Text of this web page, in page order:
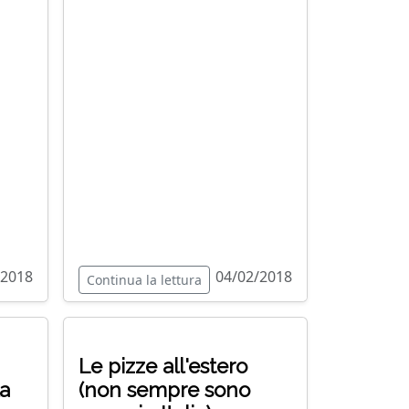
Continua la lettura 04/02/2018
Le pizze all'estero
(non sempre sono